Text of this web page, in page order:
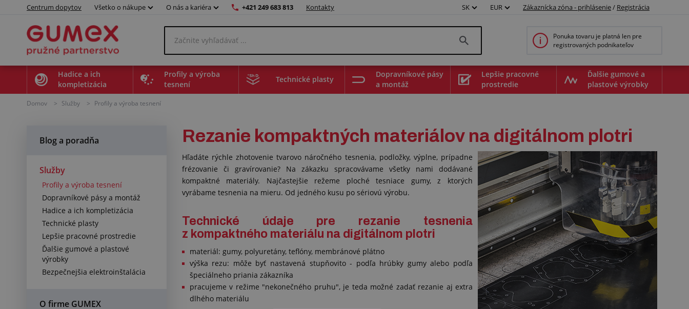
Centrum dopytov Všetko o nákupe O nás a kariéra +421 249 683 813 Kontakty SK EUR Zákaznícka zóna - prihlásenie/ Registrácia
Ponuka tovaru je platná len pre
registrovaných podnikateľov
Hadice a ich
kompletizácia
Profily a výroba
tesnení
Technické plasty
Dopravníkové pásy
a montáž
Lepšie pracovné
prostredie
Ďalšie gumové a
plastové výrobky
Domov > Služby > Profily a výroba tesnení
Blog a poradňa
Služby
Profily a výroba tesnení
Dopravníkové pásy a montáž
Hadice a ich kompletizácia
Technické plasty
Lepšie pracovné prostredie
Ďalšie gumové a plastové
výrobky
Bezpečnejšia elektroinštalácia
O firme GUMEX
Rezanie kompaktných materiálov na digitálnom plotri
Hľadáte rýchle zhotovenie tvarovo náročného tesnenia, podložky, výplne, prípadne
frézovanie či gravírovanie? Na zákazku spracovávame všetky nami dodávané
kompaktné materiály. Najčastejšie režeme ploché tesniace gumy, z ktorých
vyrábame tesnenia na mieru. Od jedného kusu po sériovú výrobu.
Technické údaje pre rezanie tesnenia
z kompaktného materiálu na digitálnom plotri
materiál: gumy, polyuretány, teflóny, membránové plátno
výška rezu: môže byť nastavená stupňovito - podľa hrúbky gumy alebo podľa
špeciálneho priania zákazníka
pracujeme v režime "nekonečného pruhu", je teda možné zadať rezanie aj extra
dlhého materiálu